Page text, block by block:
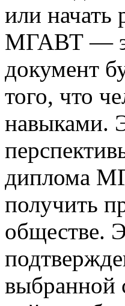
или начать
МГАВТ —
документ
того, что
навыками.
диплома
получить
обществе.
выбранной